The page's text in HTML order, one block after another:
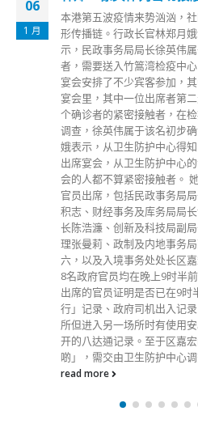
06
1 月
本港第五波疫情来势汹汹，
形传播链。行政长官林郑月
示，民政事务局局长徐英伟
者，需要送入竹篙湾检疫中
宴会安排了不少宾客参加，
宴会里，其中一位出席者第
个确诊者的紧密接触者，在
调查，徐英伟属于该名初步
娥表示，从卫生防护中心得
出席宴会，从卫生防护中心
会的人都不算紧密接触者。
官员出席，包括民政事务局
积志、财经事务及库务局局
长陈浩濂、创新及科技局副
理张曼莉、政制及内地事务
六，以及入境事务处处长区
8名政府官员均在晚上9时半
出席的官员证明是否已在9时
行」记录、政府司机出入记
所但进入另一场所时有使用
开的八达通记录。至于区嘉
啲」，需交由卫生防护中心
read more